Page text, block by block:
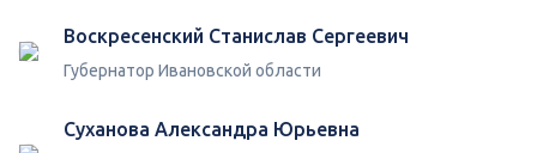
Воскресенский Станислав Сергеевич
Губернатор Ивановской области
Суханова Александра Юрьевна